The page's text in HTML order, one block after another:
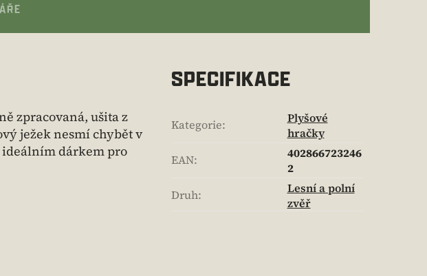
zpracovaná, ušita z
ježek nesmí chybět v
ideálním dárkem pro
SPECIFIKACE
Kategorie:
Plyšové
hračky
EAN:
402866723246
2
Druh:
Lesní a polní
zvěř